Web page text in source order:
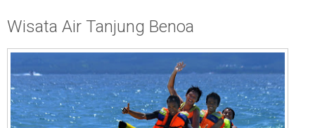
Wisata Air Tanjung Benoa